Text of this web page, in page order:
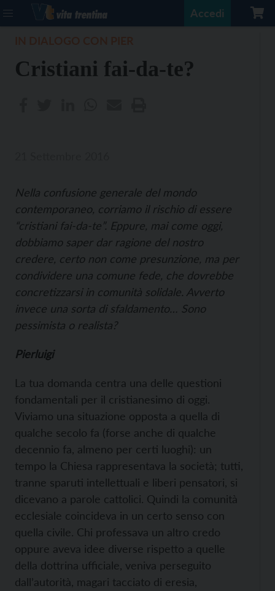
Accedi
Cristiani fai-da-te?
Nella confusione generale del mondo
contemporaneo, corriamo il rischio di essere
“cristiani fai-da-te”. Eppure, mai come oggi,
dobbiamo saper dar ragione del nostro
credere, certo non come presunzione, ma per
condividere una comune fede, che dovrebbe
concretizzarsi in comunità solidale. Avverto
invece una sorta di sfaldamento… Sono
pessimista o realista?
Pierluigi
La tua domanda centra una delle questioni
fondamentali per il cristianesimo di oggi.
Viviamo una situazione opposta a quella di
qualche secolo fa (forse anche di qualche
decennio fa, almeno per certi luoghi): un
tempo la Chiesa rappresentava la società; tutti,
tranne sparuti intellettuali e liberi pensatori, si
dicevano a parole cattolici. Quindi la comunità
ecclesiale coincideva in un certo senso con
quella civile. Chi professava un altro credo
oppure aveva idee diverse rispetto a quelle
della dottrina ufficiale, veniva perseguito
dall’autorità, magari tacciato di eresia,